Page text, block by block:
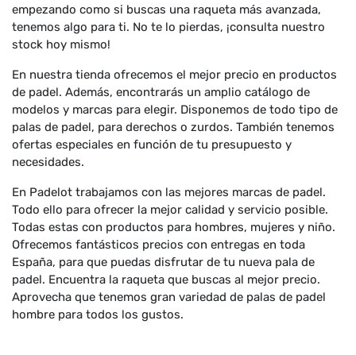
empezando como si buscas una raqueta más avanzada,
tenemos algo para ti. No te lo pierdas, ¡consulta nuestro
stock hoy mismo!
En nuestra tienda ofrecemos el mejor precio en productos
de padel. Además, encontrarás un amplio catálogo de
modelos y marcas para elegir. Disponemos de todo tipo de
palas de padel, para derechos o zurdos. También tenemos
ofertas especiales en función de tu presupuesto y
necesidades.
En Padelot trabajamos con las mejores marcas de padel.
Todo ello para ofrecer la mejor calidad y servicio posible.
Todas estas con productos para hombres, mujeres y niño.
Ofrecemos fantásticos precios con entregas en toda
España, para que puedas disfrutar de tu nueva pala de
padel. Encuentra la raqueta que buscas al mejor precio.
Aprovecha que tenemos gran variedad de palas de padel
hombre para todos los gustos.